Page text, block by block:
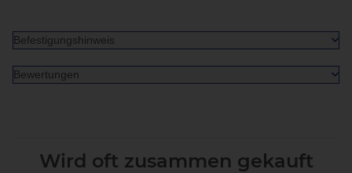
Befestigungshinweis
Bewertungen
Wird oft zusammen gekauft